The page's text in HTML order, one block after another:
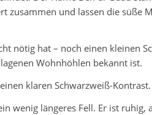
zusammen und lassen die süße
nötig hat – noch einen kleinen
Wohnhöhlen bekannt ist.
klaren Schwarzweiß-Kontrast.
wenig längeres Fell. Er ist ruhig,